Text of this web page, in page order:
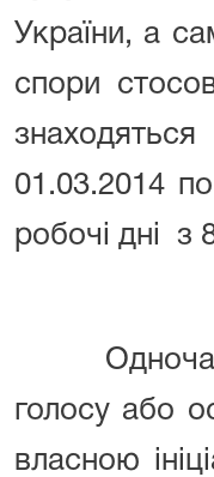
України, а
спори
01.03.2014
робочі дні
з
голосу або
власною